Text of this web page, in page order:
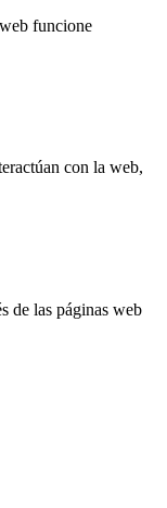
funcione
con la web,
de las páginas web